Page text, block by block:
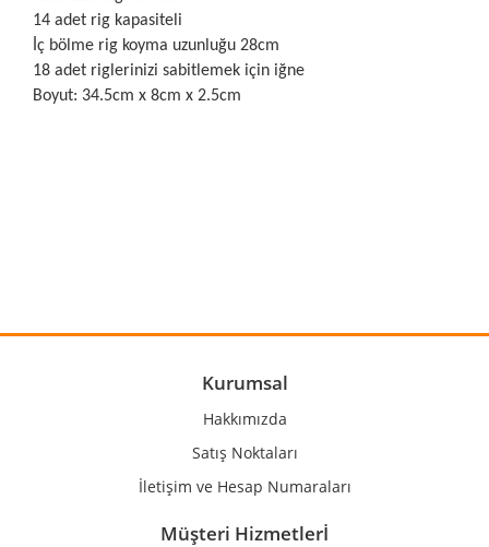
14 adet rig kapasiteli
İç bölme rig koyma uzunluğu 28cm
18 adet riglerinizi sabitlemek için iğne
Boyut: 34.5cm x 8cm x 2.5cm
Ürün açıklamasında eksik bilgiler bulunuyor.
Ürün bilgilerinde hatalar bulunuyor.
Kurumsal
Hakkımızda
Satış Noktaları
İletişim ve Hesap Numaraları
Müşteri Hizmetlerİ